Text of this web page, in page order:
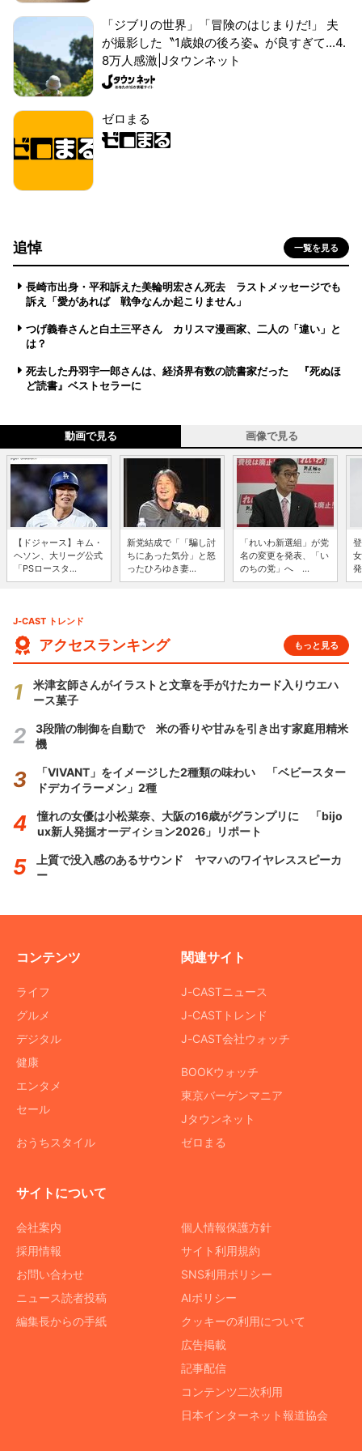
「ジブリの世界」「冒険のはじまりだ!」 夫
が撮影した〝1歳娘の後ろ姿〟が良すぎて...4.
8万人感激|Jタウンネット
ゼロまる
追悼 一覧を見る
長崎市出身・平和訴えた美輪明宏さん死去 ラストメッセージでも
訴え「愛があれば 戦争なんか起こりません」
つげ義春さんと白土三平さん カリスマ漫画家、二人の「違い」と
は？
死去した丹羽宇一郎さんは、経済界有数の読書家だった 『死ぬほ
ど読書』ベストセラーに
動画で見る 画像で見る
【ドジャース】キム・
ヘソン、大リーグ公式
「PSロースタ...
新党結成で「「騙し討
ちにあった気分」と怒
ったひろゆき妻...
「れいわ新選組」が党
名の変更を発表、「い
のちの党」へ ...
J-CAST トレンド
アクセスランキング もっと見る
米津玄師さんがイラストと文章を手がけたカード入りウエハ
ース菓子
3段階の制御を自動で 米の香りや甘みを引き出す家庭用精米
機
「VIVANT」をイメージした2種類の味わい 「ベビースター
ドデカイラーメン」2種
憧れの女優は小松菜奈、大阪の16歳がグランプリに 「bijo
ux新人発掘オーディション2026」リポート
上質で没入感のあるサウンド ヤマハのワイヤレススピーカ
ー
コンテンツ
ライフ
グルメ
デジタル
健康
エンタメ
セール
おうちスタイル
関連サイト
J-CASTニュース
J-CASTトレンド
J-CAST会社ウォッチ
BOOKウォッチ
東京バーゲンマニア
Jタウンネット
ゼロまる
サイトについて
会社案内
採用情報
お問い合わせ
ニュース読者投稿
編集長からの手紙
個人情報保護方針
サイト利用規約
SNS利用ポリシー
AIポリシー
クッキーの利用について
広告掲載
記事配信
コンテンツ二次利用
日本インターネット報道協会